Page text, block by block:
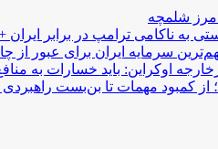
مرز شلمچه
به ناکامی ترامپ در برابر ایران
سرمایه ایران برای عبور
اوکراین: باید خسارات به
از کمبود مهمات تا بن‌بست راهبردی